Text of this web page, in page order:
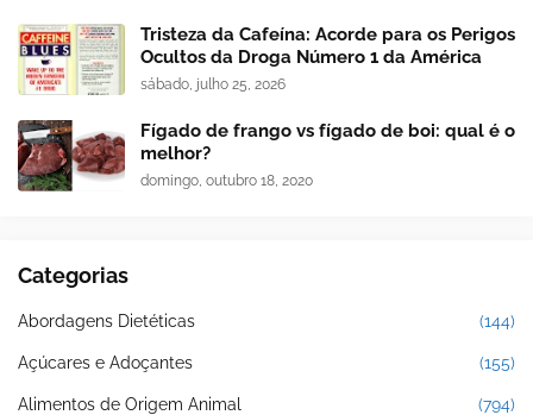
Tristeza da Cafeína: Acorde para os Perigos
Ocultos da Droga Número 1 da América
sábado, julho 25, 2026
Fígado de frango vs fígado de boi: qual é o
melhor?
domingo, outubro 18, 2020
Categorias
Abordagens Dietéticas (144)
Açúcares e Adoçantes (155)
Alimentos de Origem Animal (794)